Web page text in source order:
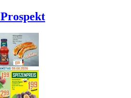
Prospekt